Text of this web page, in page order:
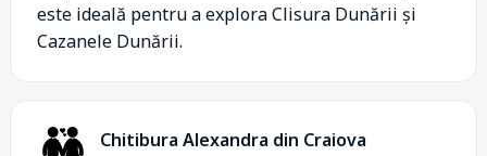
este ideală pentru a explora Clisura Dunării și
Cazanele Dunării.
Chitibura Alexandra din Craiova